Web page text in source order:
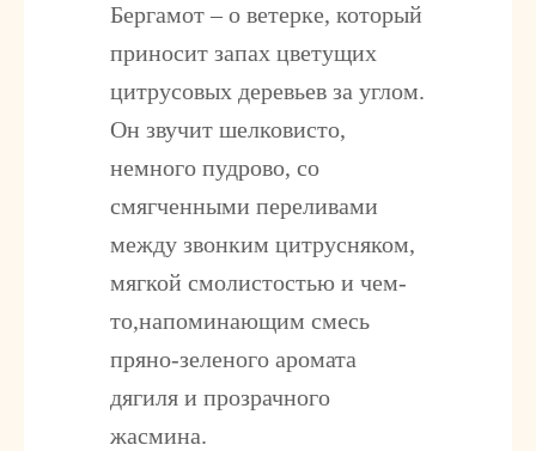
Бергамот – о ветерке, который
приносит запах цветущих
цитрусовых деревьев за углом.
Он звучит шелковисто,
немного пудрово, со
смягченными переливами
между звонким цитрусняком,
мягкой смолистостью и чем-
то,напоминающим смесь
пряно-зеленого аромата
дягиля и прозрачного
жасмина.